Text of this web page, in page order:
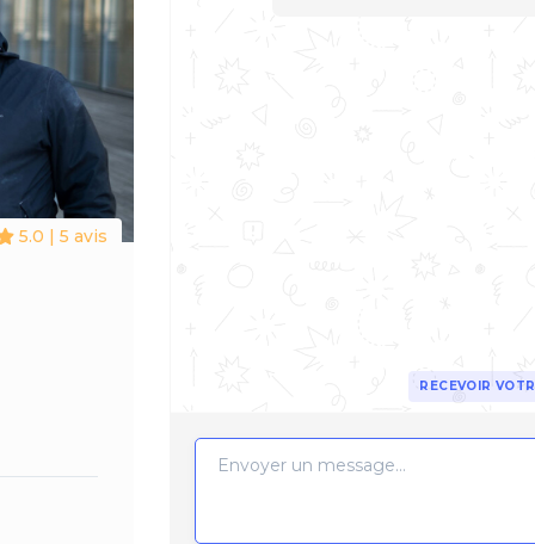
5.0 | 5 avis
RECEVOIR